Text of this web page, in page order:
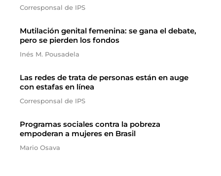
Corresponsal de IPS
Mutilación genital femenina: se gana el debate,
pero se pierden los fondos
Inés M. Pousadela
Las redes de trata de personas están en auge
con estafas en línea
Corresponsal de IPS
Programas sociales contra la pobreza
empoderan a mujeres en Brasil
Mario Osava